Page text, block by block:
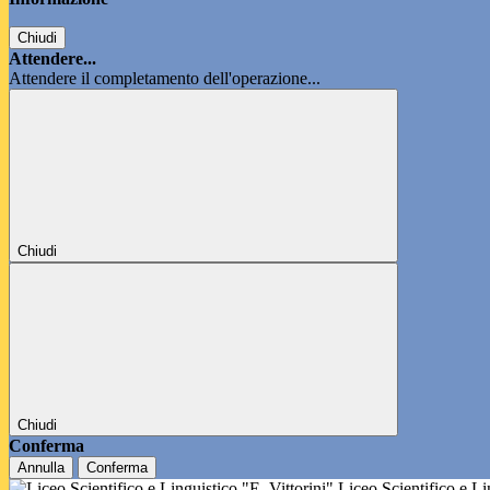
Chiudi
Attendere...
Attendere il completamento dell'operazione...
Chiudi
Chiudi
Conferma
Annulla Conferma